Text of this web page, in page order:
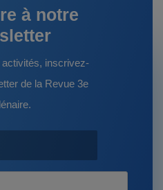
à notre
inscrivez-
de la Revue 3e